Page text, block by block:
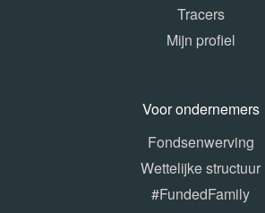
Tracers
Mijn profiel
Voor ondernemers
Fondsenwerving
Wettelijke structuur
#FundedFamily